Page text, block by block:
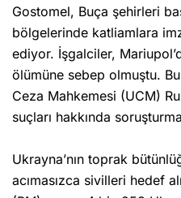
Gostomel, Buça şehirleri
bölgelerinde katliamlara
ediyor. İşgalciler,
ölümüne sebep olmuştu.
Ceza Mahkemesi (UCM)
suçları hakkında
Ukrayna’nın toprak
acımasızca sivilleri hedef